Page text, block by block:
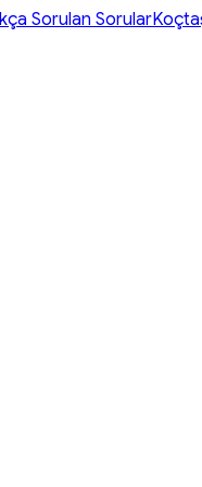
Sorulan Sorular